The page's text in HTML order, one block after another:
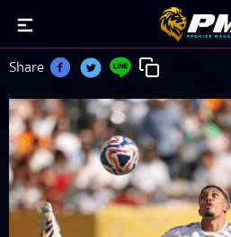
เทรนท์ อเล็กซานเดอร์-อาโนลด์
Share